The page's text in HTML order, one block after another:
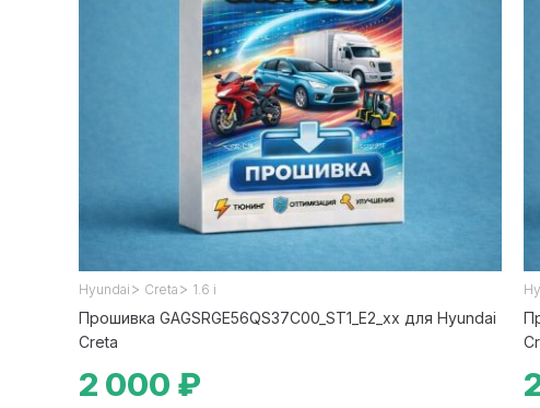
Hyundai > Creta > 1.6 i
Прошивка GAGSRGE56QS37C00_ST1_E2_xx для Hyundai
Creta
2 000 ₽